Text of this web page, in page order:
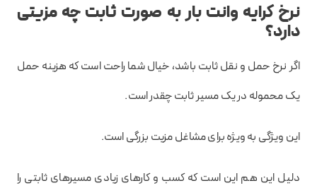
نرخ کرایه وانت بار به صورت ثابت چه مزیتی
دارد؟
اگر نرخ حمل و نقل ثابت باشد، خیال شما راحت است که هزینه حمل
یک محموله در یک مسیر ثابت چقدر است.
این ویژگی به ویژه برای مشاغل مزیت بزرگی است.
دلیل این هم این است که کسب و کارهای زیادی مسیرهای ثابتی را